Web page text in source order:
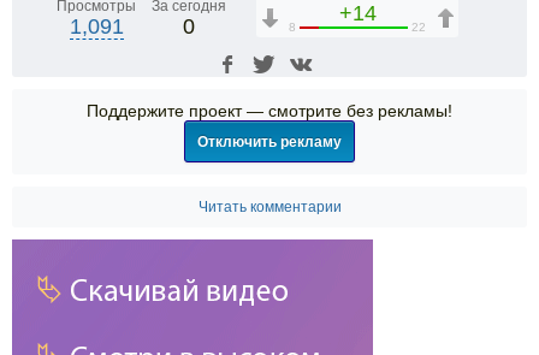
Просмотры
1,091
За сегодня
0
+14
8 22
Поддержите проект — смотрите без рекламы!
Отключить рекламу
Читать комментарии